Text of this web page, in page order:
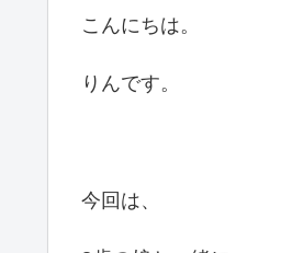
こんにちは。
りんです。
今回は、